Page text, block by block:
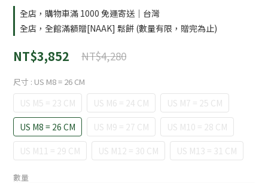
全店，購物車滿 1000 免運寄送｜台灣
全店，全館滿額贈[NAAK] 鬆餅 (數量有限，贈完為止)
NT$3,852 NT$4,280
尺寸 : US M8 = 26 CM
US M5 = 23 CM US M6 = 24 CM
US M7 = 25 CM
US M8 = 26 CM
US M9 = 27 CM
US M10 = 28 CM
US M11 = 29 CM
US M12 = 30 CM US M13 = 31 CM
數量